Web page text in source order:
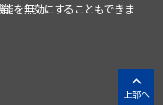
上部へ
を無効にすることもできま